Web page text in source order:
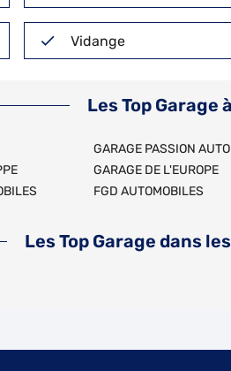
Vidange
Les Top Garage
GARAGE PASSION AUTO
GARAGE DE L'EUROPE
FGD AUTOMOBILES
Les Top Garage dans